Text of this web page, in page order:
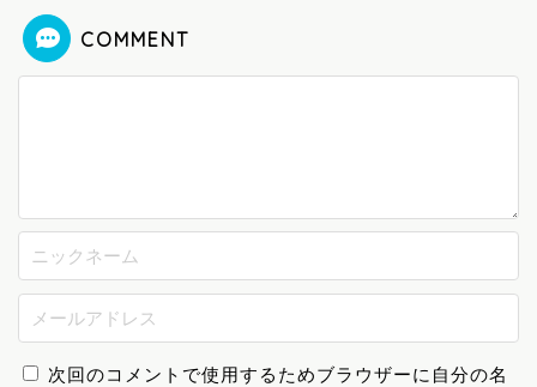
COMMENT
次回のコメントで使用するためブラウザーに自分の名